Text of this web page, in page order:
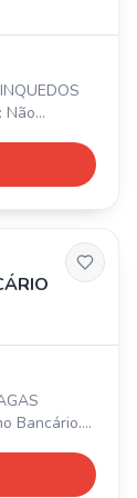
Não
diária. 🎁
Bancário.
💰 Fixo